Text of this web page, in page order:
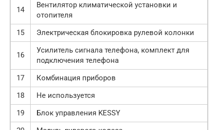
14
Вентилятор климатической установки и
отопителя
15
Электрическая блокировка рулевой колонки
16
Усилитель сигнала телефона, комплект для
подключения телефона
17
Комбинация приборов
18
Не используется
19
Блок управления KESSY